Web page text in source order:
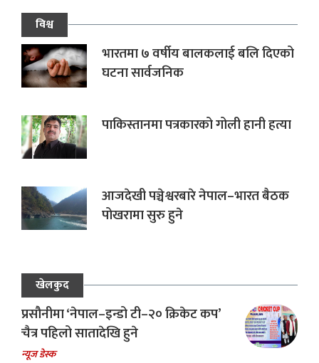
विश्व
भारतमा ७ वर्षीय बालकलाई बलि दिएको
घटना सार्वजनिक
पाकिस्तानमा पत्रकारको गोली हानी हत्या
आजदेखी पञ्चेश्वरबारे नेपाल–भारत बैठक
पोखरामा सुरु हुने
खेलकुद
प्रसौनीमा ‘नेपाल–इन्डो टी–२० क्रिकेट कप’
चैत्र पहिलो सातादेखि हुने
न्यूज डेस्क